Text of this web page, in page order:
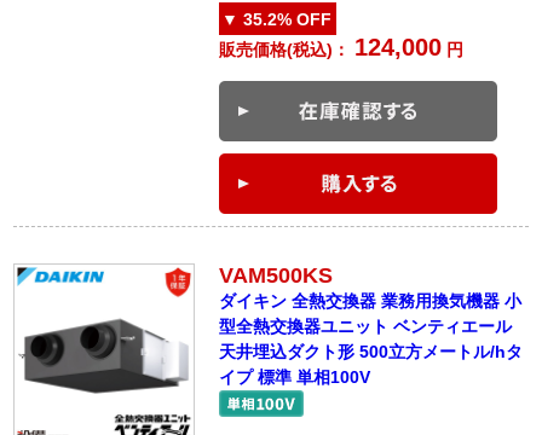
▼ 35.2% OFF
販売価格(税込)： 124,000 円
VAM500KS
ダイキン 全熱交換器 業務用換気機器 小
型全熱交換器ユニット ベンティエール
天井埋込ダクト形 500立方メートル/hタ
イプ 標準 単相100V